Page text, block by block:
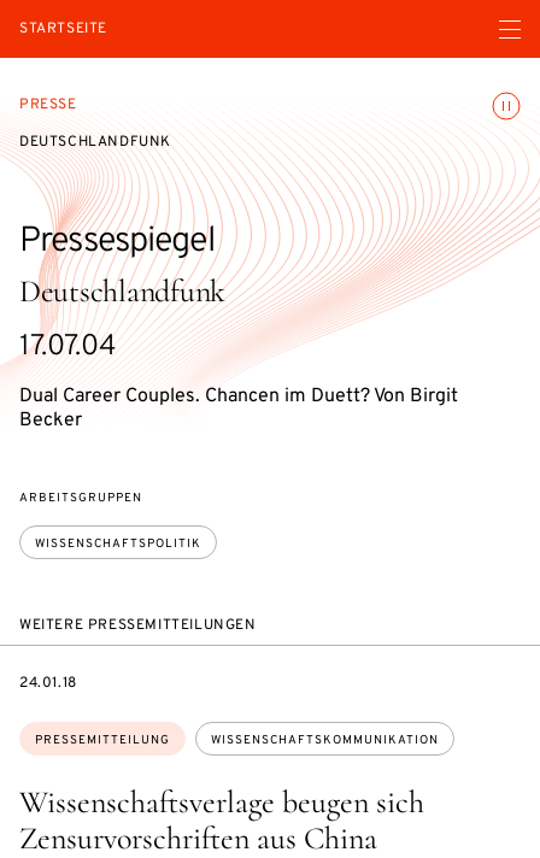
STARTSEITE Menü
PRESSE
DEUTSCHLANDFUNK
Deutschlandfunk
Pressespiegel
17.07.04
Dual Career Couples. Chancen im Duett? Von Birgit
Becker
ARBEITSGRUPPEN
WISSENSCHAFTSPOLITIK
WEITERE PRESSEMITTEILUNGEN
Wissenschaftsverlage beugen sich
Zensurvorschriften aus China
Themen:
PRESSEMITTEILUNG WISSENSCHAFTSKOMMUNIKATION
DATE
24.01.18